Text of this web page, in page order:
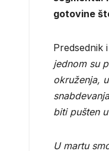
gotovine
Predsednik
jednom su
okruženja,
biti pušten
U martu